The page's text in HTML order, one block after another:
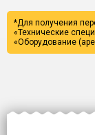
*Для получения
«Технические
«Оборудование